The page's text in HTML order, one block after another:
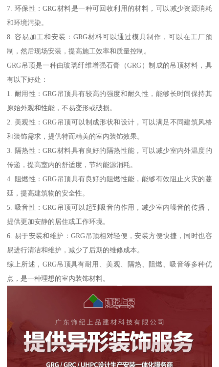
7. 环保性：GRG材料是一种可回收利用的材料，可以减少资源消耗
和环境污染。
8. 容易加工和安装：GRG材料可以通过模具制作，可以在工厂预
制，然后现场安装，提高施工效率和质量控制。
GRG吊顶是一种由玻璃纤维增强石膏（GRG）制成的吊顶材料，具
有以下好处：
1. 耐用性：GRG吊顶具有较高的强度和耐久性，能够长时间保持其
原始外观和性能，不易变形或破损。
2. 美观性：GRG吊顶可以制成形状和设计，可以满足不同建筑风格
和装饰需求，提供特而精美的室内装饰效果。
3. 隔热性：GRG材料具有良好的隔热性能，可以减少室内外温度的
传递，提高室内的舒适度，节约能源消耗。
4. 阻燃性：GRG吊顶具有良好的阻燃性能，能够有效阻止火灾的蔓
延，提高建筑物的安全性。
5. 吸音性：GRG吊顶可以起到吸音的作用，减少室内噪音的传播，
提供更加安静的居住或工作环境。
6. 易于安装和维护：GRG吊顶相对轻便，安装方便快捷，同时也容
易进行清洁和维护，减少了后期的维修成本。
综上所述，GRG吊顶具有耐用、美观、隔热、阻燃、吸音等多种优
点，是一种理想的室内装饰材料。